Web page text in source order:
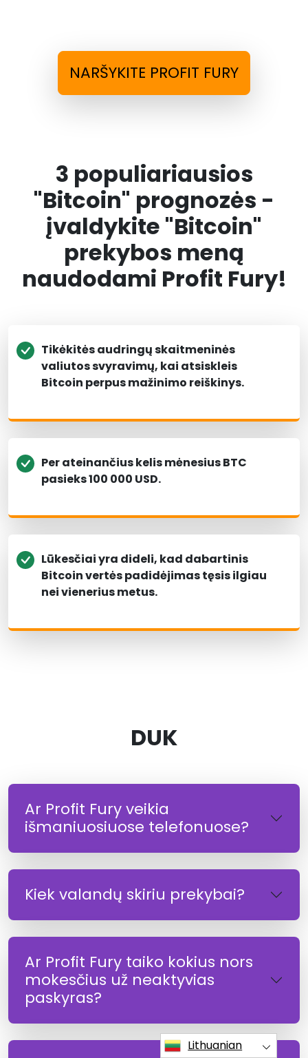
NARŠYKITE PROFIT FURY
3 populiariausios
"Bitcoin" prognozės -
įvaldykite "Bitcoin"
prekybos meną
naudodami Profit Fury!
Tikėkitės audringų skaitmeninės
valiutos svyravimų, kai atsiskleis
Bitcoin perpus mažinimo reiškinys.
Per ateinančius kelis mėnesius BTC
pasieks 100 000 USD.
Lūkesčiai yra dideli, kad dabartinis
Bitcoin vertės padidėjimas tęsis ilgiau
nei vienerius metus.
DUK
Ar Profit Fury veikia
išmaniuosiuose telefonuose?
Kiek valandų skiriu prekybai?
Ar Profit Fury taiko kokius nors
mokesčius už neaktyvias
paskyras?
Lithuanian